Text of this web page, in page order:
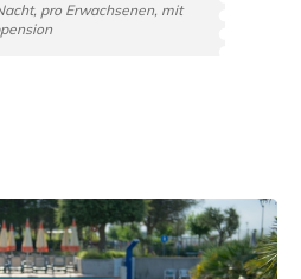
pro Erwachsenen, mit